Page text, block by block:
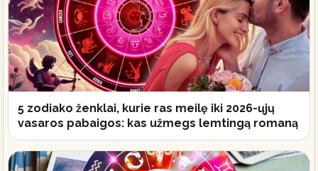
5 zodiako ženklai, kurie ras meilę iki 2026-ųjų
vasaros pabaigos: kas užmegs lemtingą romaną